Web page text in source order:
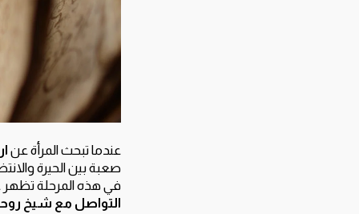
عندما تبحث المرأة عن
صعبة بين الحيرة
في هذه المرحلة تظهر
التواصل مع شيخ